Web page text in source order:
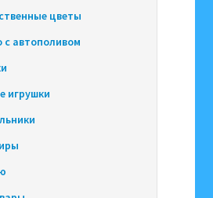
цветы
с автополивом
игрушки